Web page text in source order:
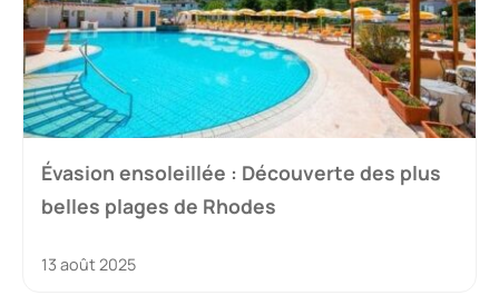
Évasion ensoleillée : Découverte des plus
belles plages de Rhodes
13 août 2025